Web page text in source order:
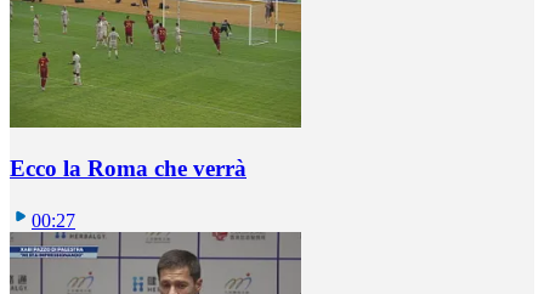
Ecco la Roma che verrà
00:27